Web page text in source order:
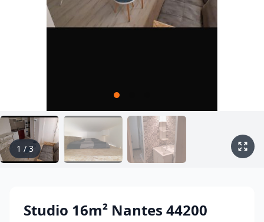
1 / 3
Studio 16m² Nantes 44200